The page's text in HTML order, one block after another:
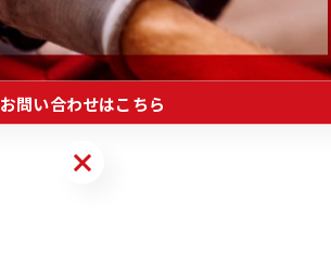
お問い合わせはこちら
お問い合わせはこちら